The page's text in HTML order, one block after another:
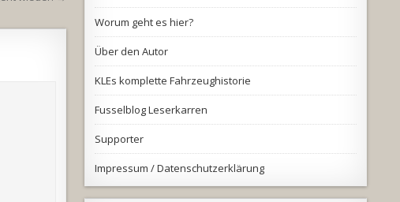
Worum geht es hier?
Über den Autor
KLEs komplette Fahrzeughistorie
Fusselblog Leserkarren
Supporter
Impressum / Datenschutzerklärung